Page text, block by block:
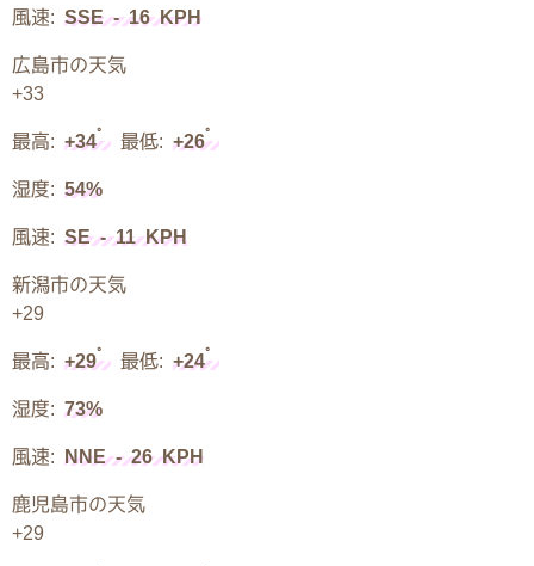
風速: SSE - 16 KPH
広島市の天気
+33
最高: +34° 最低: +26°
湿度: 54%
風速: SE - 11 KPH
新潟市の天気
+29
最高: +29° 最低: +24°
湿度: 73%
風速: NNE - 26 KPH
鹿児島市の天気
+29